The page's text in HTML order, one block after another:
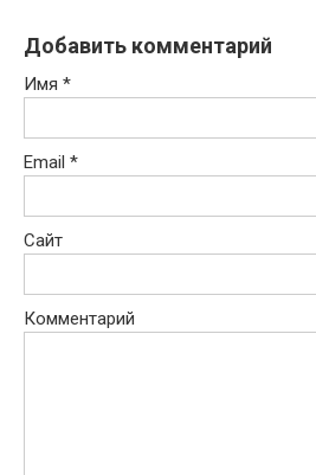
Добавить комментарий
Имя *
Email *
Сайт
Комментарий